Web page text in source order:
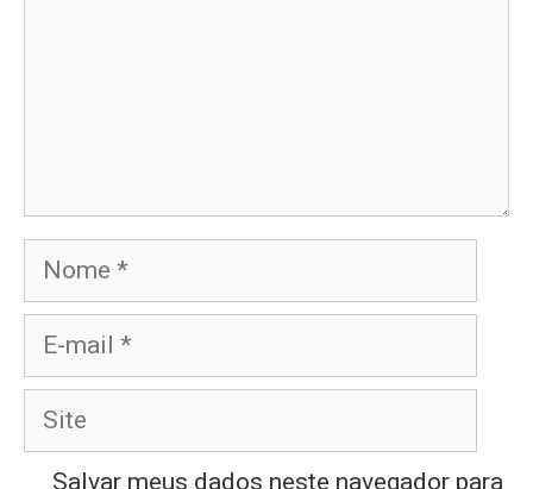
Nome
Site
Salvar meus dados neste navegador para